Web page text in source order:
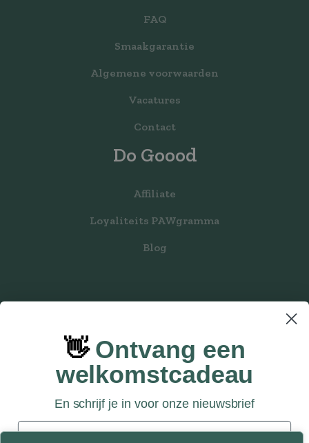
FAQ
Smaakgarantie
Algemene voorwaarden
Vacatures
Contact
Do Goood
Affiliate
Loyaliteits PAWgramma
Blog
Privacy Statement
Disclaimer
👋Ontvang een
welkomstcadeau
En schrijf je in voor onze nieuwsbrief
Email